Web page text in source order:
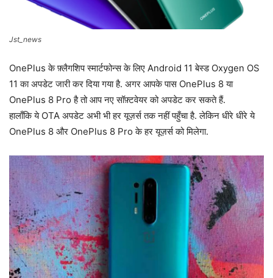
Jst_news
OnePlus के फ़्लैगशिप स्मार्टफोन्स के लिए Android 11 बेस्ड Oxygen OS
11 का अपडेट जारी कर दिया गया है. अगर आपके पास OnePlus 8 या
OnePlus 8 Pro है तो आप नए सॉफ़्टवेयर को अपडेट कर सकते हैं.
हालाँकि ये OTA अपडेट अभी भी हर यूज़र्स तक नहीं पहुँचा है. लेकिन धीरे धीरे ये
OnePlus 8 और OnePlus 8 Pro के हर यूज़र्स को मिलेगा.